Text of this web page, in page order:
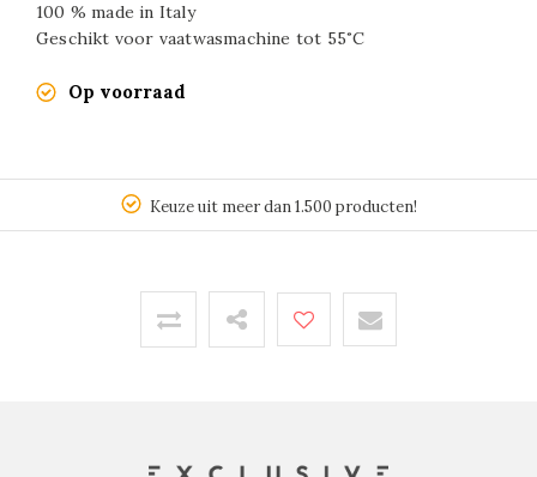
100 % made in Italy
Geschikt voor vaatwasmachine tot 55˚C
Op voorraad
Keuze uit meer dan 1.500 producten!